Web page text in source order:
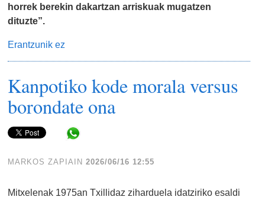
horrek berekin dakartzan arriskuak mugatzen
dituzte”.
Erantzunik ez
Kanpotiko kode morala versus
borondate ona
MARKOS ZAPIAIN 2026/06/16 12:55
Mitxelenak 1975an Txillidaz ziharduela idatziriko esaldi